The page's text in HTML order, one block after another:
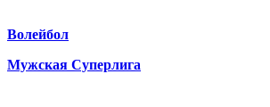
Волейбол
Мужская Суперлига